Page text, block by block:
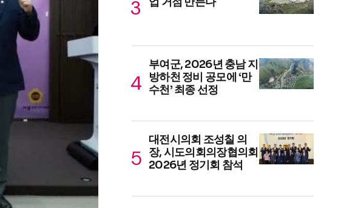
부여군, 2026년 충남 지
방하천 정비 공모에 ‘만
수천’ 최종 선정
대전시의회 조성칠 의
장, 시도의회의장협의회
2026년 정기회 참석